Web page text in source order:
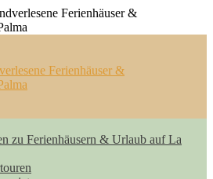
Ferienhäuser &
zu Ferienhäusern & Urlaub auf La